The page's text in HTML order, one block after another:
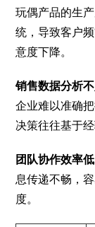
玩偶产品的生
统，导致客户
意度下降。
销售数据分析
企业难以准确
决策往往基于经
团队协作效率低
息传递不畅，
度。